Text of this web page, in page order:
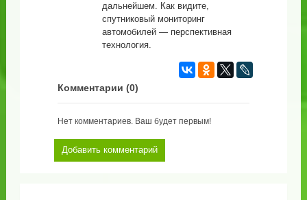
дальнейшем. Как видите,
спутниковый мониторинг
автомобилей — перспективная
технология.
Комментарии (0)
Нет комментариев. Ваш будет первым!
Добавить комментарий